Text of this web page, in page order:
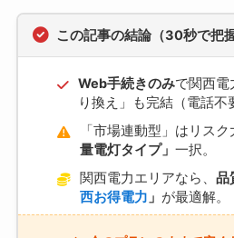
この記事の結論（30秒で把握
Web手続きのみで関西電
り換え」も完結（電話不
「市場連動型」はリスク
量電灯タイプ」 一択。
関西電力エリアなら、 品
西お得電力 」 が最適解。